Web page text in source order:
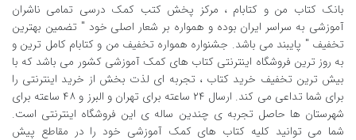
بانک کتاب من و کتابام ، مرکز پخش کتب کمک درسی تمامی ناشران
آموزشی به سراسر ایران بوده و همواره بر شعار اصلی خود " تضمین بهترین
تخفیف " پایبند می باشد. جشنواره همواره تخفیف من و کتابام کامل ترین و
به روز ترین فروشگاه اینترنتی کتاب های کمک آموزشی کشور می باشد که با
بیش ترین تخفیف خرید کتاب ، تجربه ای لذت بخش از خرید اینترنتی را
برای شما تداعی می کند. ارسال ٢٤ ساعته برای تهران و البرز و ٤٨ ساعته برای
شهرستان ها حاصل تجربه ی چندین ساله ی این فروشگاه اینترنتی است.
شما می توانید کلیه کتاب های کمک آموزشی خود را در مقاطع پیش